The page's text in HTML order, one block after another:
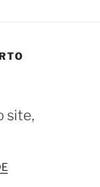
site,